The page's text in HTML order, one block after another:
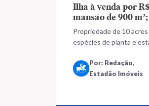
Ilha à venda por
mansão de 900
Propriedade de 10
espécies de planta e
Por: Redação,
Estadão Imóveis